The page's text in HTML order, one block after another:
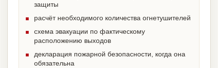
защиты
расчёт необходимого количества огнетушителей
схема эвакуации по фактическому
расположению выходов
декларация пожарной безопасности, когда она
обязательна